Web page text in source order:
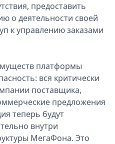
предоставить
о деятельности своей
к управлению заказами
платформы
вся критически
поставщика,
предложения
теперь будут
внутри
МегаФона. Это